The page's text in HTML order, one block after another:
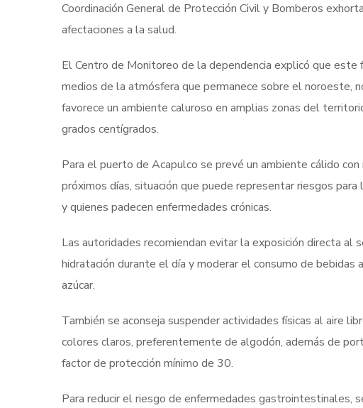
Coordinación General de Protección Civil y Bomberos
afectaciones a la salud.
El Centro de Monitoreo de la dependencia explicó que este
medios de la atmósfera que permanece sobre el noroeste,
favorece un ambiente caluroso en amplias zonas del
grados centígrados.
Para el puerto de Acapulco se prevé un ambiente cálido
próximos días, situación que puede representar riesgos
y quienes padecen enfermedades crónicas.
Las autoridades recomiendan evitar la exposición directa
hidratación durante el día y moderar el consumo de
azúcar.
También se aconseja suspender actividades físicas al aire
colores claros, preferentemente de algodón, además de
factor de protección mínimo de 30.
Para reducir el riesgo de enfermedades gastrointestinales,